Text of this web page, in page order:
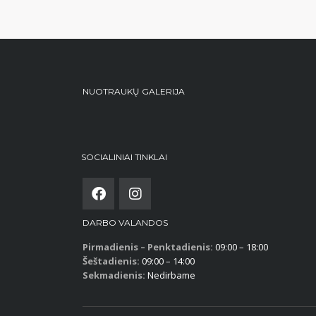
NUOTRAUKŲ GALERIJA
SOCIALINIAI TINKLAI
DARBO VALANDOS
Pirmadienis – Penktadienis: 09:00 – 18:00
Šeštadienis: 09:00 – 14:00
Sekmadienis: Nedirbame